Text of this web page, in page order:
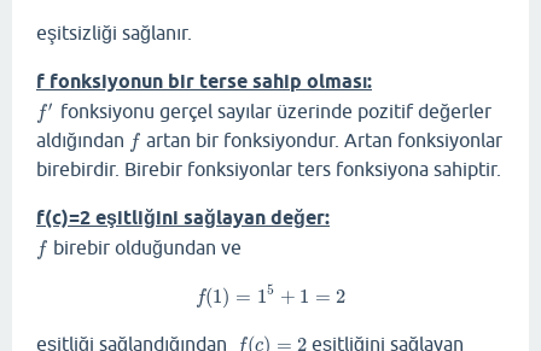
eşitsizliği sağlanır.
f fonksiyonun bir terse sahip olması:
f′
f′
fonksiyonu gerçel sayılar üzerinde pozitif değerler
aldığından f
f artan bir fonksiyondur. Artan fonksiyonlar
birebirdir. Birebir fonksiyonlar ters fonksiyona sahiptir.
f(c)=2 eşitliğini sağlayan değer:
f
f birebir olduğundan ve
f(1) = 15 + 1 = 2
f( 1)= 15 +1= 2
eşitliği sağlandığından f(c) = 2
f(c)= 2
eşitliğini sağlayan